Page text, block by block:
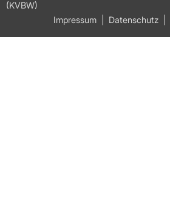
(KVBW)
Impressum
Datenschutz